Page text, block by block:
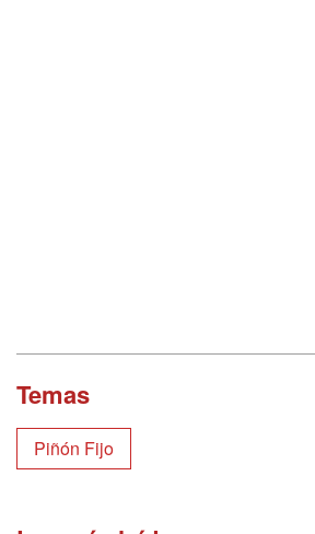
Temas
Piñón Fijo